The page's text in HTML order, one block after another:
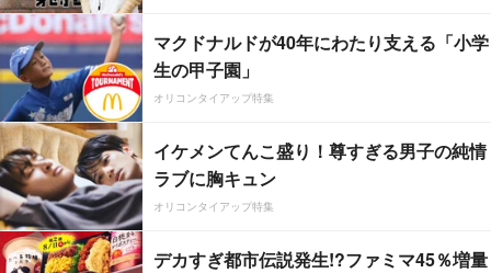
マクドナルドが40年にわたり支える「小学
生の甲子園」
オリコンタイアップ特集
イケメンてんこ盛り！尊すぎる男子の純情
ラブに胸キュン
オリコンタイアップ特集
デカすぎ都市伝説発生!?ファミマ45％増量